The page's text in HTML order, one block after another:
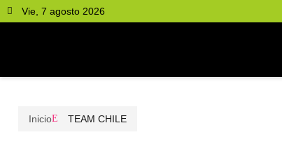
Vie, 7 agosto 2026
Inicio TEAM CHILE